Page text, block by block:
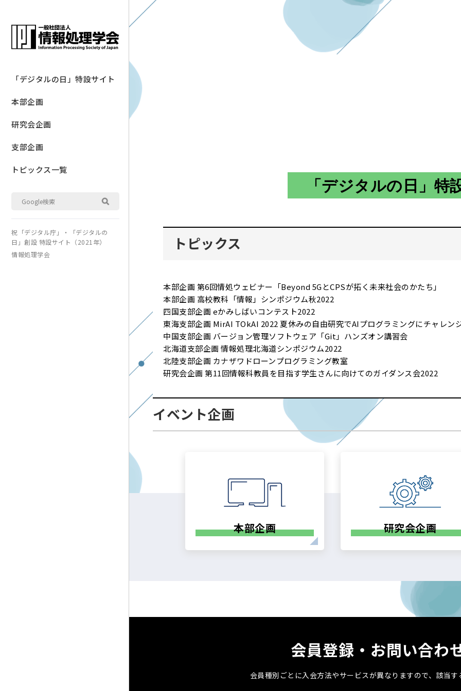
「デジタルの日」特設サイト
本部企画
研究会企画
支部企画
トピックス一覧
祝「デジタル庁」・「デジタルの
日」創設 特設サイト（2021年）
情報処理学会
「デジタルの日」
トピックス
本部企画 第6回情処ウェビナー「Beyond 5GとCPSが拓く未来社会のかたち」
本部企画 高校教科「情報」シンポジウム秋2022
四国支部企画 eかみしばいコンテスト2022
東海支部企画 MirAI TOkAI 2022 夏休みの自由研究でAIプログラミングにチャレン
中国支部企画 バージョン管理ソフトウェア「Git」ハンズオン講習会
北海道支部企画 情報処理北海道シンポジウム2022
北陸支部企画 カナザワドローンプログラミング教室
研究会企画 第11回情報科教員を目指す学生さんに向けてのガイダンス会2022
イベント企画
本部企画 研究会企画
会員登録・お問い合わ
会員種別ごとに入会方法やサービスが異なりますので、該当